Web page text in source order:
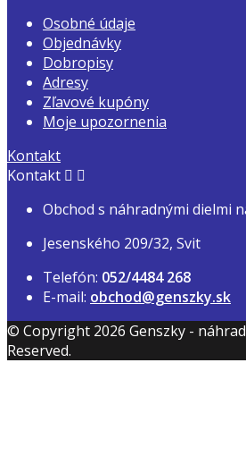
Osobné údaje
Objednávky
Dobropisy
Adresy
Zľavové kupóny
Moje upozornenia
Kontakt
Kontakt  
Obchod s náhradnými dielmi
Jesenského 209/32, Svit
Telefón: 052/4484 268
E-mail: obchod@genszky.sk
© Copyright 2026 Genszky -
Reserved.